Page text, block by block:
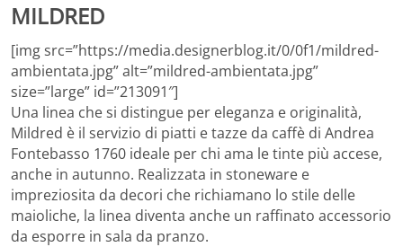
MILDRED
[img src=”https://media.designerblog.it/0/0f1/mildred-
ambientata.jpg” alt=”mildred-ambientata.jpg”
size=”large” id=”213091″]
Una linea che si distingue per eleganza e originalità,
Mildred è il servizio di piatti e tazze da caffè di Andrea
Fontebasso 1760 ideale per chi ama le tinte più accese,
anche in autunno. Realizzata in stoneware e
impreziosita da decori che richiamano lo stile delle
maioliche, la linea diventa anche un raffinato accessorio
da esporre in sala da pranzo.